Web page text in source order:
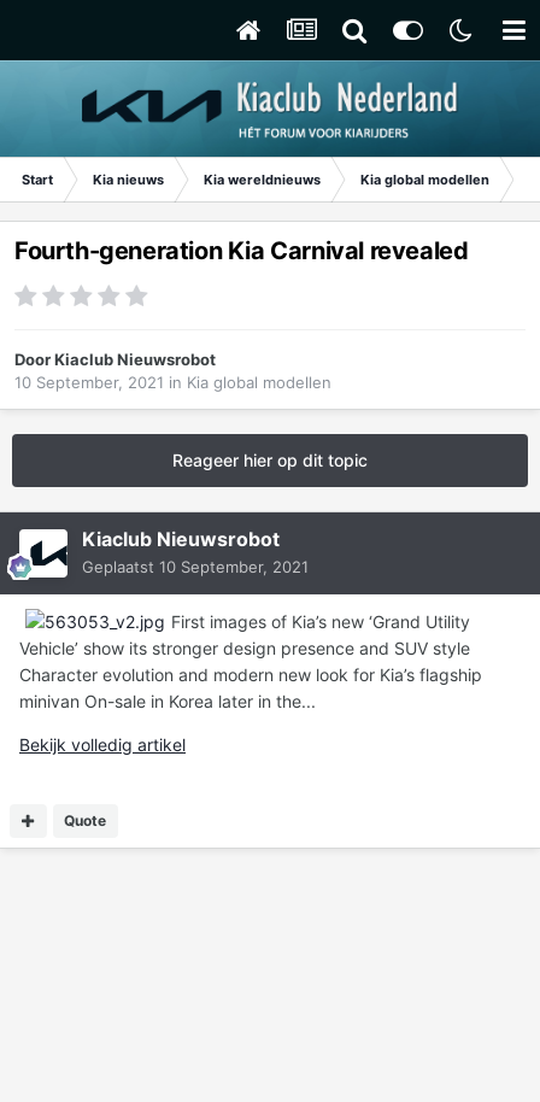
Start Kia nieuws Kia wereldnieuws Kia global modellen
Fourth-generation Kia Carnival revealed
DoorKiaclub Nieuwsrobot
10 September, 2021 in Kia global modellen
Reageer hier op dit topic
Kiaclub Nieuwsrobot
Geplaatst 10 September, 2021
First images of Kia’s new ‘Grand Utility
Vehicle’ show its stronger design presence and SUV style
Character evolution and modern new look for Kia’s flagship
minivan On-sale in Korea later in the...
Bekijk volledig artikel
Quote